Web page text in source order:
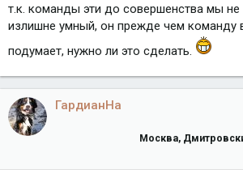
т.к. команды эти до совершенства мы не
излишне умный, он прежде чем команду
подумает, нужно ли это сделать.
ГардианНа
Москва,